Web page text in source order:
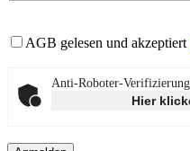
AGB gelesen und akzeptiert
Anti-Roboter-Verifizierung
Hier